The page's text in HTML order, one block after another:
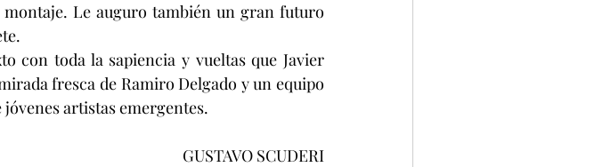
Le auguro también un gran futuro
con toda la sapiencia y vueltas que Javier
fresca de Ramiro Delgado y un equipo
jóvenes artistas emergentes.
GUSTAVO SCUDERI